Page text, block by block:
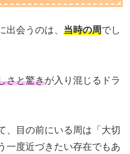
出会うのは、 当時の周でし
さと驚きが入り混じるドラ
、目の前にいる周は「大切
一度近づきたい存在でもあ